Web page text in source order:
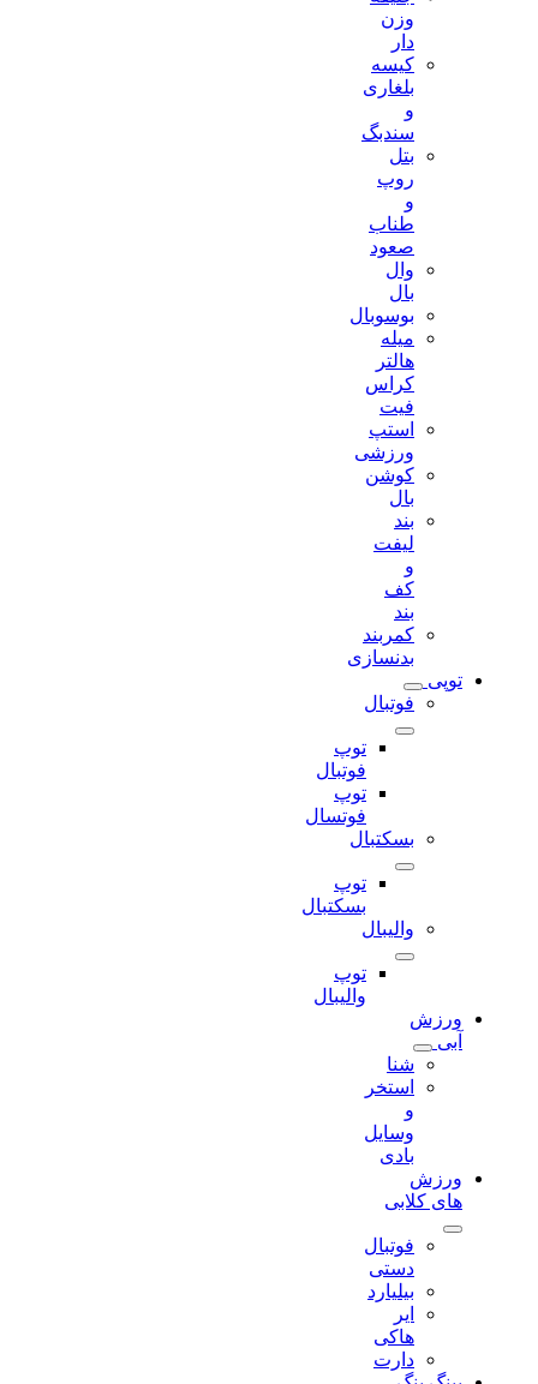
کیسه
بلغاری
سندبگ
بتل
وال
بوسوبال
میله
کراس
استپ
ورزشی
کوشن
کمربند
بدنسازی
توپی
فوتبال
توپ
فوتبال
توپ
فوتسال
بسکتبال
توپ
بسکتبال
والیبال
توپ
والیبال
ورزش
شنا
استخر
وسایل
ورزش
های کلابی
فوتبال
دستی
بیلیارد
دارت